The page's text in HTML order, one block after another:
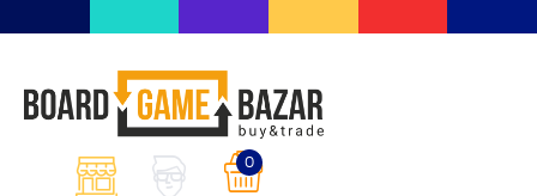
0
giochi da tavolo
BoardGameBazar